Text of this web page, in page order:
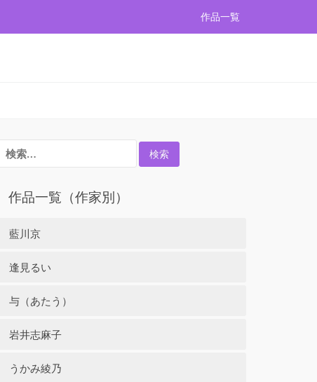
作品一覧
索:
作品一覧（作家別）
藍川京
逢見るい
与（あたう）
岩井志麻子
うかみ綾乃